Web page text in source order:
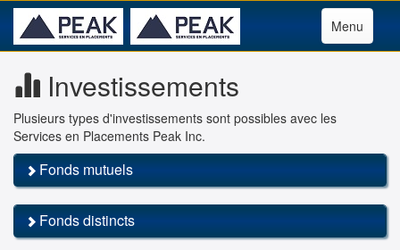
Menu
Investissements
Plusieurs types d'investissements sont possibles avec les
Services en Placements Peak Inc.
Fonds mutuels
Fonds distincts